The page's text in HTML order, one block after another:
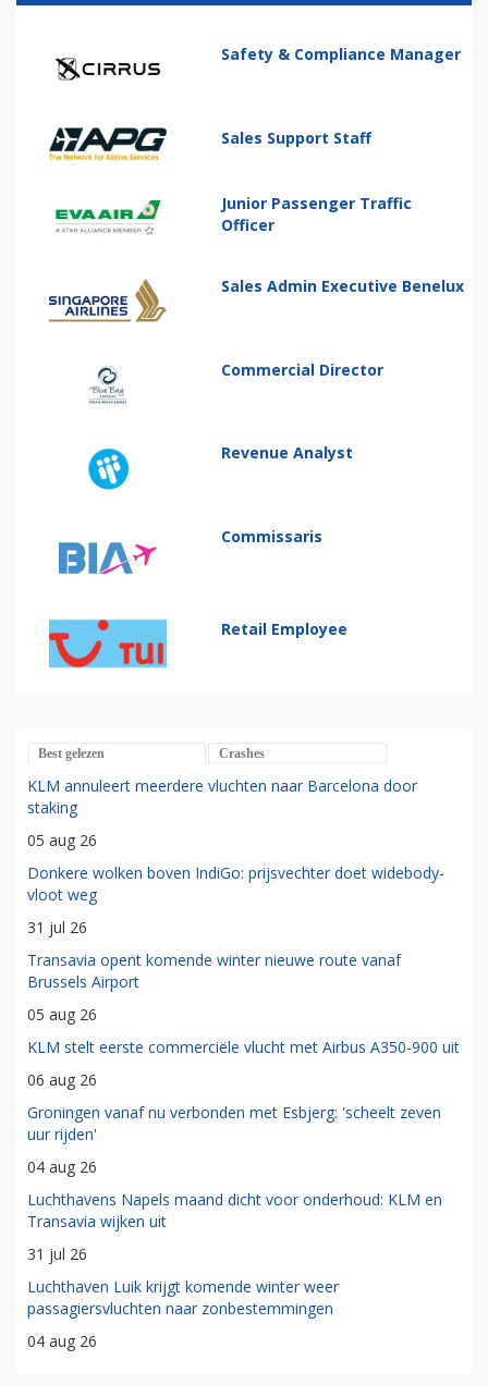
Safety & Compliance Manager
Sales Support Staff
Junior Passenger Traffic
Officer
Sales Admin Executive Benelux
Commercial Director
Revenue Analyst
Commissaris
Retail Employee
Best gelezen Crashes
KLM annuleert meerdere vluchten naar Barcelona door
staking
05 aug 26
Donkere wolken boven IndiGo: prijsvechter doet widebody-
vloot weg
31 jul 26
Transavia opent komende winter nieuwe route vanaf
Brussels Airport
05 aug 26
KLM stelt eerste commerciële vlucht met Airbus A350-900 uit
06 aug 26
Groningen vanaf nu verbonden met Esbjerg: 'scheelt zeven
uur rijden'
04 aug 26
Luchthavens Napels maand dicht voor onderhoud: KLM en
Transavia wijken uit
31 jul 26
Luchthaven Luik krijgt komende winter weer
passagiersvluchten naar zonbestemmingen
04 aug 26